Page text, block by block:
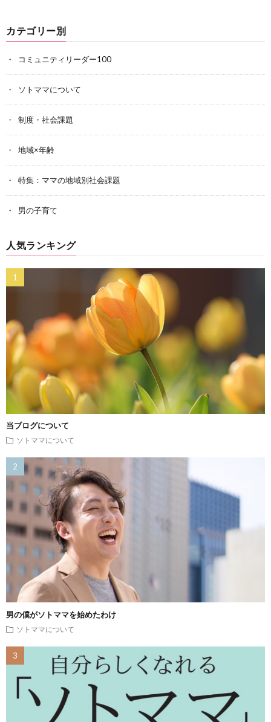
カテゴリー別
コミュニティリーダー100
ソトママについて
制度・社会課題
地域×年齢
特集：ママの地域別社会課題
男の子育て
人気ランキング
当ブログについて
ソトママについて
男の僕がソトママを始めたわけ
ソトママについて